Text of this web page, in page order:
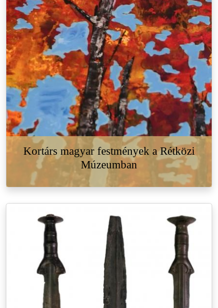
Kortárs magyar festmények a Rétközi
Múzeumban